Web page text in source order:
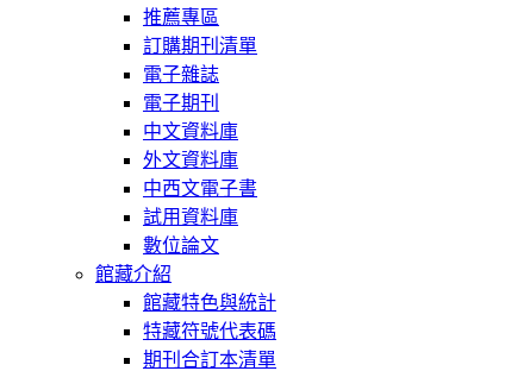
推薦專區
訂購期刊清單
電子雜誌
電子期刊
中文資料庫
外文資料庫
中西文電子書
試用資料庫
數位論文
館藏介紹
館藏特色與統計
特藏符號代表碼
期刊合訂本清單